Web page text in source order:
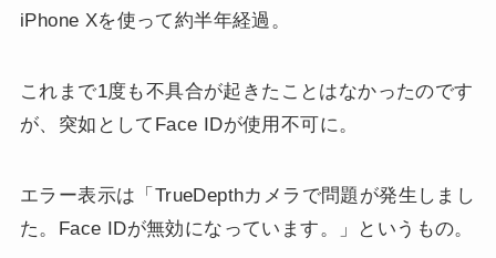
iPhone Xを使って約半年経過。
これまで1度も不具合が起きたことはなかったのです
が、突如としてFace IDが使用不可に。
エラー表示は「TrueDepthカメラで問題が発生しまし
た。Face IDが無効になっています。」というもの。